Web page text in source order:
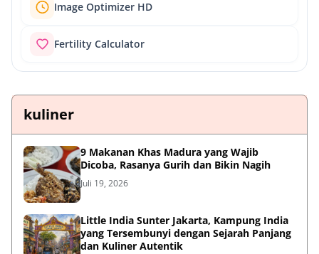
Image Optimizer HD
Fertility Calculator
kuliner
9 Makanan Khas Madura yang Wajib
Dicoba, Rasanya Gurih dan Bikin Nagih
Juli 19, 2026
Little India Sunter Jakarta, Kampung India
yang Tersembunyi dengan Sejarah Panjang
dan Kuliner Autentik